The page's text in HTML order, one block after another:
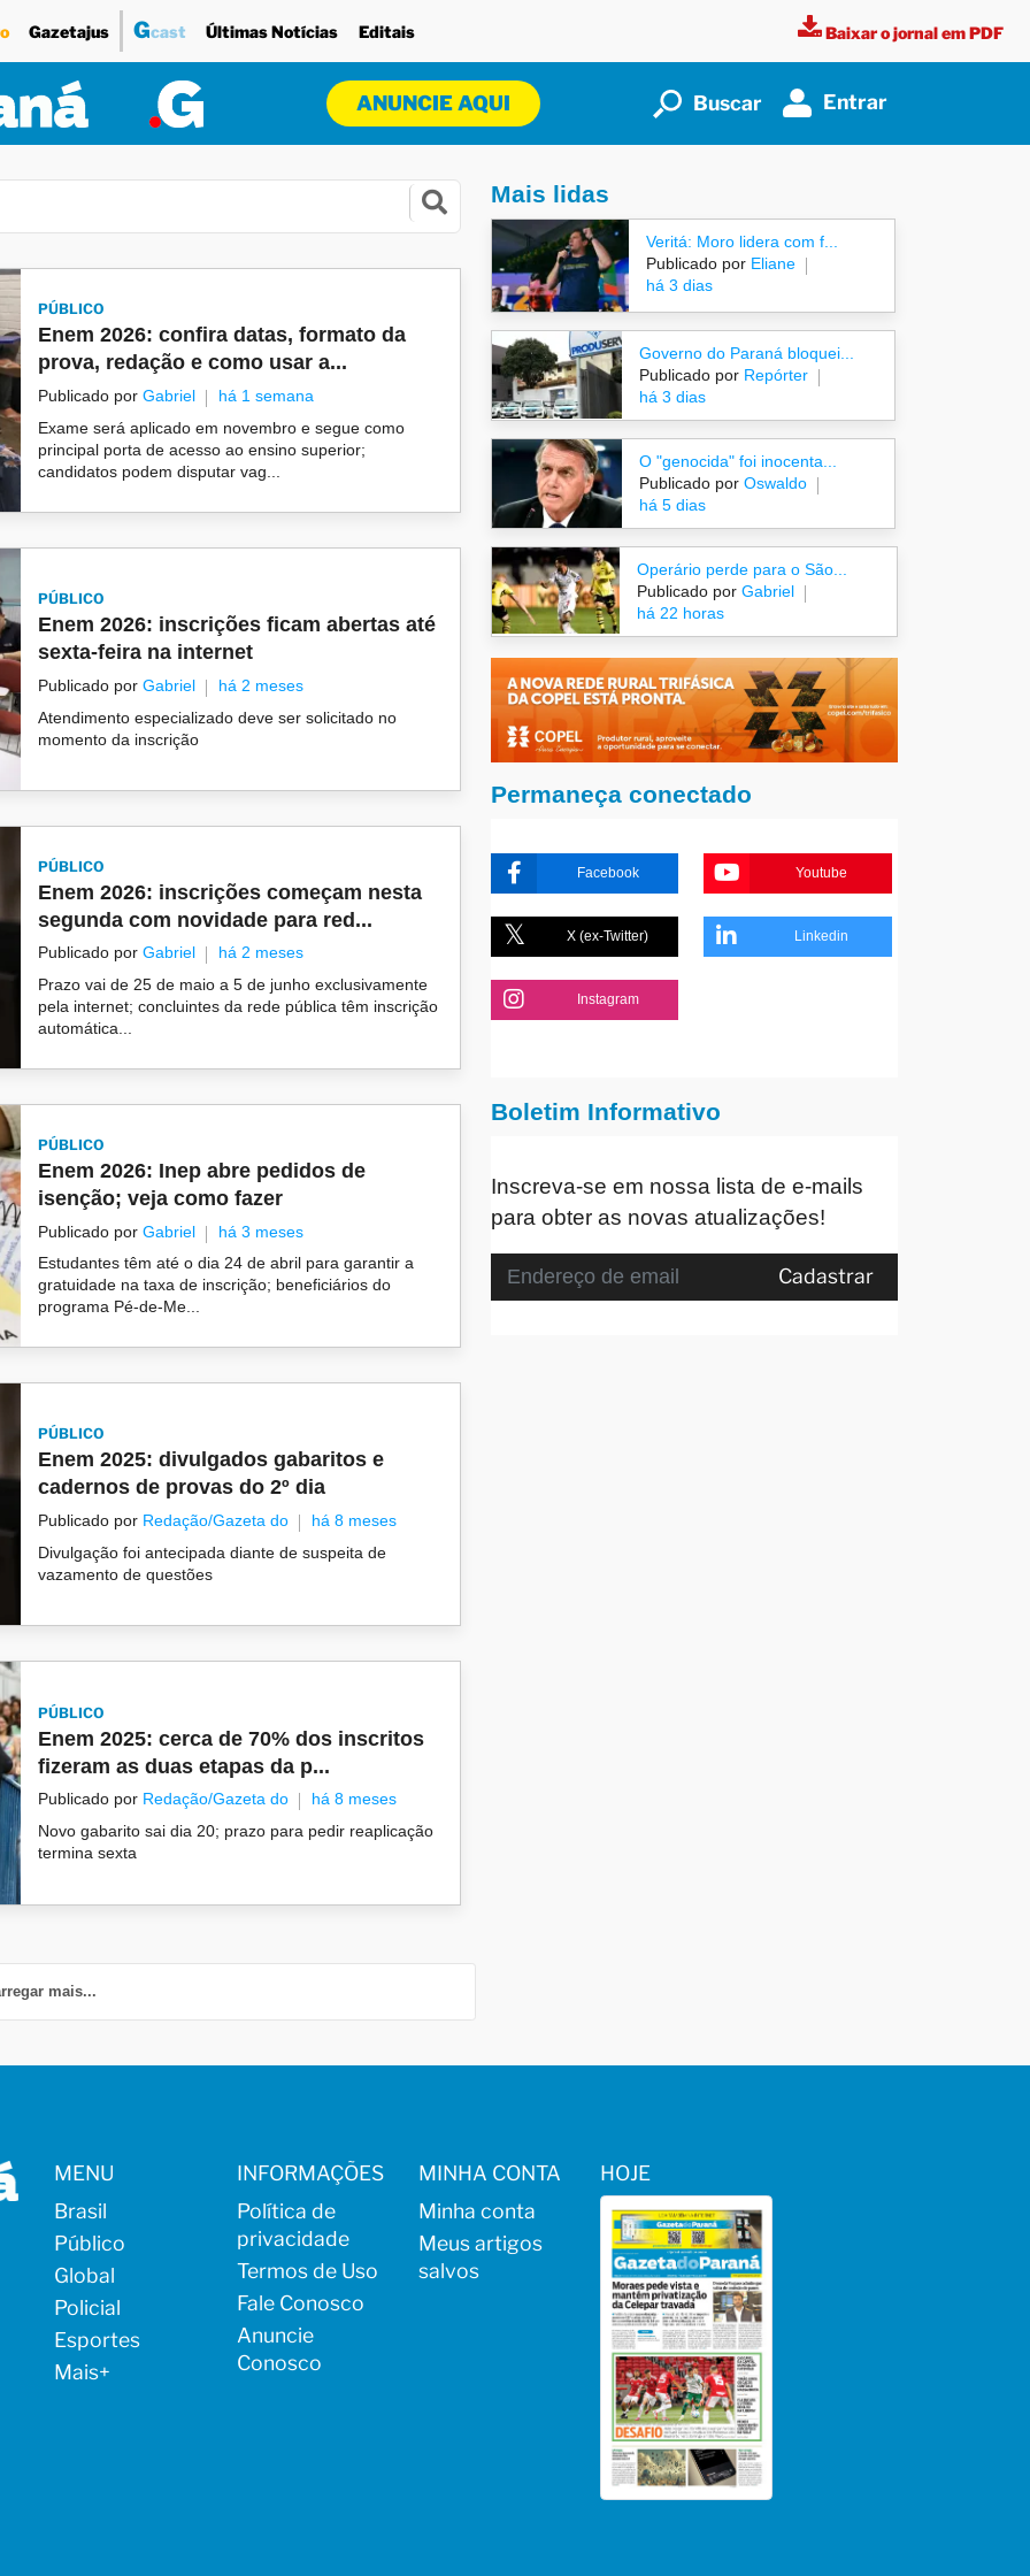
Gazetajus Gcast Últimas Notícias Editais Baixar o jornal em PDF
ANUNCIE AQUI Buscar Entrar
PÚBLICO
Enem 2026: confira datas, formato da
prova, redação e como usar a...
Publicado porGabriel
há 1 semana
Exame será aplicado em novembro e segue como
principal porta de acesso ao ensino superior;
candidatos podem disputar vag...
PÚBLICO
Enem 2026: inscrições ficam abertas até
sexta-feira na internet
Publicado porGabriel
há 2 meses
Atendimento especializado deve ser solicitado no
momento da inscrição
PÚBLICO
Enem 2026: inscrições começam nesta
segunda com novidade para red...
Publicado porGabriel
há 2 meses
Prazo vai de 25 de maio a 5 de junho exclusivamente
pela internet; concluintes da rede pública têm inscrição
automática...
PÚBLICO
Enem 2026: Inep abre pedidos de
isenção; veja como fazer
Publicado porGabriel
há 3 meses
Estudantes têm até o dia 24 de abril para garantir a
gratuidade na taxa de inscrição; beneficiários do
programa Pé-de-Me...
PÚBLICO
Enem 2025: divulgados gabaritos e
cadernos de provas do 2º dia
Publicado por Redação/Gazeta do
há 8 meses
Divulgação foi antecipada diante de suspeita de
vazamento de questões
PÚBLICO
Enem 2025: cerca de 70% dos inscritos
fizeram as duas etapas da p...
Publicado por Redação/Gazeta do
há 8 meses
Novo gabarito sai dia 20; prazo para pedir reaplicação
termina sexta
mais...
Mais lidas
Veritá: Moro lidera com f...
Publicado porEliane
há 3 dias
Governo do Paraná bloquei...
Publicado por Repórter
há 3 dias
O "genocida" foi inocenta...
Publicado por Oswaldo
há 5 dias
Operário perde para o São...
Publicado por Gabriel
há 22 horas
Permaneça conectado
Facebook Youtube
X (ex-Twitter) Linkedin
Instagram
Boletim Informativo
Inscreva-se em nossa lista de e-mails
para obter as novas atualizações!
Cadastrar
MENU
Brasil
Público
Global
Policial
Esportes
Mais+
INFORMAÇÕES
Política de
privacidade
Termos de Uso
Fale Conosco
Anuncie
Conosco
MINHA CONTA
Minha conta
Meus artigos
salvos
HOJE